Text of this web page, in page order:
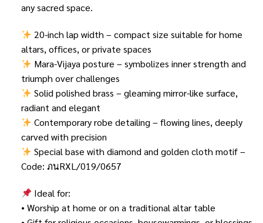
any sacred space.
20-inch lap width – compact size suitable for home
altars, offices, or private spaces
Mara-Vijaya posture – symbolizes inner strength and
triumph over challenges
Solid polished brass – gleaming mirror-like surface,
radiant and elegant
Contemporary robe detailing – flowing lines, deeply
carved with precision
Special base with diamond and golden cloth motif –
Code: ภนRXL/019/0657
Ideal for:
• Worship at home or on a traditional altar table